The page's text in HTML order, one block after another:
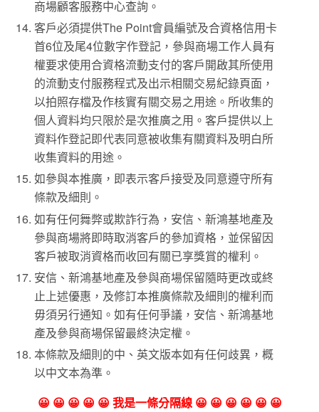
商場顧客服務中心查詢。
客戶必須提供The Point會員編號及合資格信用卡
首6位及尾4位數字作登記，參與商場工作人員有
權要求使用合資格流動支付的客戶開啟其所使用
的流動支付服務程式及出示相關交易紀錄頁面，
以拍照存檔及作核實有關交易之用途。所收集的
個人資料均只限於是次推廣之用。客戶提供以上
資料作登記即代表同意被收集有關資料及明白所
收集資料的用途。
如參與本推廣，即表示客戶接受及同意遵守所有
條款及細則。
如有任何舞弊或欺詐行為，安信、新鴻基地產及
參與商場將即時取消客戶的參加資格，並保留因
客戶被取消資格而收回有關已享獎賞的權利。
安信、新鴻基地產及參與商場保留隨時更改或終
止上述優惠，及修訂本推廣條款及細則的權利而
毋須另行通知。如有任何爭議，安信、新鴻基地
產及參與商場保留最終決定權。
本條款及細則的中、英文版本如有任何歧異，概
以中文本為準。
😀 😀 😀 😀 😀 我是一條分隔線 😀 😀 😀 😀 😀 😀